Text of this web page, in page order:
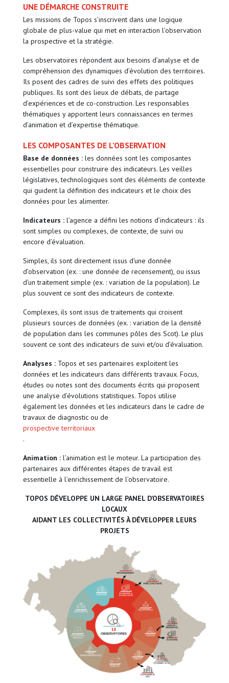
UNE DÉMARCHE CONSTRUITE
Les missions de Topos s’inscrivent dans une logique
globale de plus-value qui met en interaction l’observation
la prospective et la stratégie.
Les observatoires répondent aux besoins d’analyse et de
compréhension des dynamiques d’évolution des territoires.
Ils posent des cadres de suivi des effets des politiques
publiques. Ils sont des lieux de débats, de partage
d’expériences et de co-construction. Les responsables
thématiques y apportent leurs connaissances en termes
d’animation et d’expertise thématique.
LES COMPOSANTES DE L’OBSERVATION
Base de données : les données sont les composantes
essentielles pour construire des indicateurs. Les veilles
législatives, technologiques sont des éléments de contexte
qui guident la définition des indicateurs et le choix des
données pour les alimenter.
Indicateurs : l’agence a défini les notions d’indicateurs : ils
sont simples ou complexes, de contexte, de suivi ou
encore d’évaluation.
Simples, ils sont directement issus d’une donnée
d’observation (ex. : une donnée de recensement), ou issus
d’un traitement simple (ex. : variation de la population). Le
plus souvent ce sont des indicateurs de contexte.
Complexes, ils sont issus de traitements qui croisent
plusieurs sources de données (ex. : variation de la densité
de population dans les communes pôles des Scot). Le plus
souvent ce sont des indicateurs de suivi et/ou d’évaluation.
Analyses : Topos et ses partenaires exploitent les
données et les indicateurs dans différents travaux. Focus,
études ou notes sont des documents écrits qui proposent
une analyse d’évolutions statistiques. Topos utilise
également les données et les indicateurs dans le cadre de
travaux de diagnostic ou de
prospective territoriaux
.
Animation : l’animation est le moteur. La participation des
partenaires aux différentes étapes de travail est
essentielle à l’enrichissement de l’observatoire.
TOPOS DÉVELOPPE UN LARGE PANEL D’OBSERVATOIRES
LOCAUX
AIDANT LES COLLECTIVITÉS À DÉVELOPPER LEURS
PROJETS